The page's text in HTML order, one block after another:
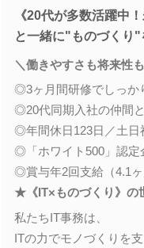
《20代が多数活躍中
と一緒に"ものづくり
＼働きやすさも将来性
◎3ヶ月間研修でしっか
◎20代同期入社の仲間
◎年間休日123日／土日
◎「ホワイト500」認定
◎賞与年2回支給（4.1
★《IT×ものづくり》の
私たちIT事務は、
ITの力でモノづくりを支